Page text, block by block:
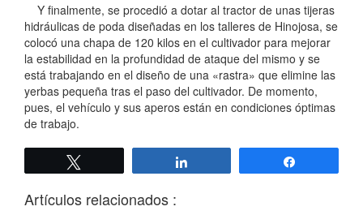
Y finalmente, se procedió a dotar al tractor de unas tijeras
hidráulicas de poda diseñadas en los talleres de Hinojosa, se
colocó una chapa de 120 kilos en el cultivador para mejorar
la estabilidad en la profundidad de ataque del mismo y se
está trabajando en el diseño de una «rastra» que elimine las
yerbas pequeña tras el paso del cultivador. De momento,
pues, el vehículo y sus aperos están en condiciones óptimas
de trabajo.
Artículos relacionados :